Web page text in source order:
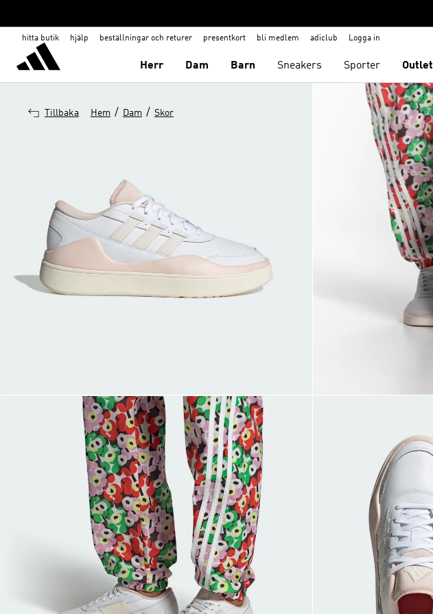
hitta butik hjälp beställningar och returer presentkort bli medlem adiclub Logga in
Herr Dam Barn Sneakers Sporter Outlet
Tillbaka Hem / Dam / Skor